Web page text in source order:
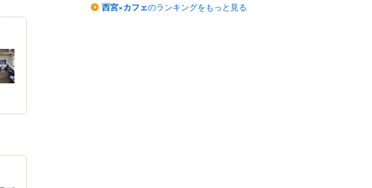
西宮×カフェのランキングをもっと見る